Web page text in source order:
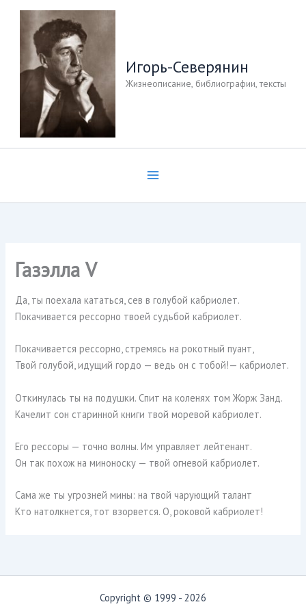
Перейти
содержимому
Игорь-Северянин
Жизнеописание, библиографии, тексты
Газэлла V
Да, ты поехала кататься, сев в голубой кабриолет.
Покачивается рессорно твоей судьбой кабриолет.
Покачивается рессорно, стремясь на рокотный пуант,
Твой голубой, идущий гордо — ведь он с тобой!— кабриолет.
Откинулась ты на подушки. Спит на коленях том Жорж Занд.
Качелит сон старинной книги твой моревой кабриолет.
Его рессоры — точно волны. Им управляет лейтенант.
Он так похож на миноноску — твой огневой кабриолет.
Сама же ты угрозней мины: на твой чарующий талант
Кто натолкнется, тот взорвется. О, роковой кабриолет!
Copyright © 1999 - 2026